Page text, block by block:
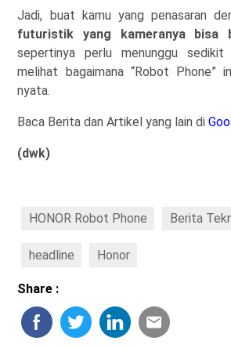
Jadi, buat kamu yang penasaran
futuristik yang kameranya bisa
sepertinya perlu menunggu
melihat bagaimana “Robot Phone”
nyata.
Baca Berita dan Artikel yang lain di
(dwk)
HONOR Robot Phone Berita
headline Honor
Share :